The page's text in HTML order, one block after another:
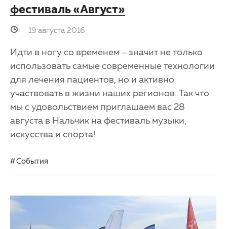
фестиваль «Август»
19 августа 2016
Идти в ногу со временем – значит не только
использовать самые современные технологии
для лечения пациентов, но и активно
участвовать в жизни наших регионов. Так что
мы с удовольствием приглашаем вас 28
августа в Нальчик на фестиваль музыки,
искусства и спорта!
События